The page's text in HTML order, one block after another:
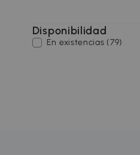
Disponibilidad
En existencias (79)